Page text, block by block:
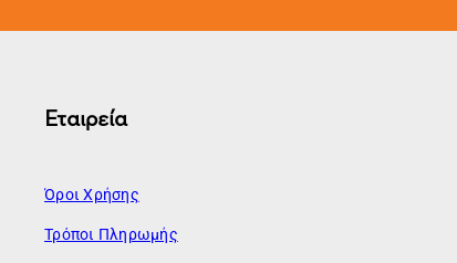
Εταιρεία
Όροι Χρήσης
Τρόποι Πληρωμής